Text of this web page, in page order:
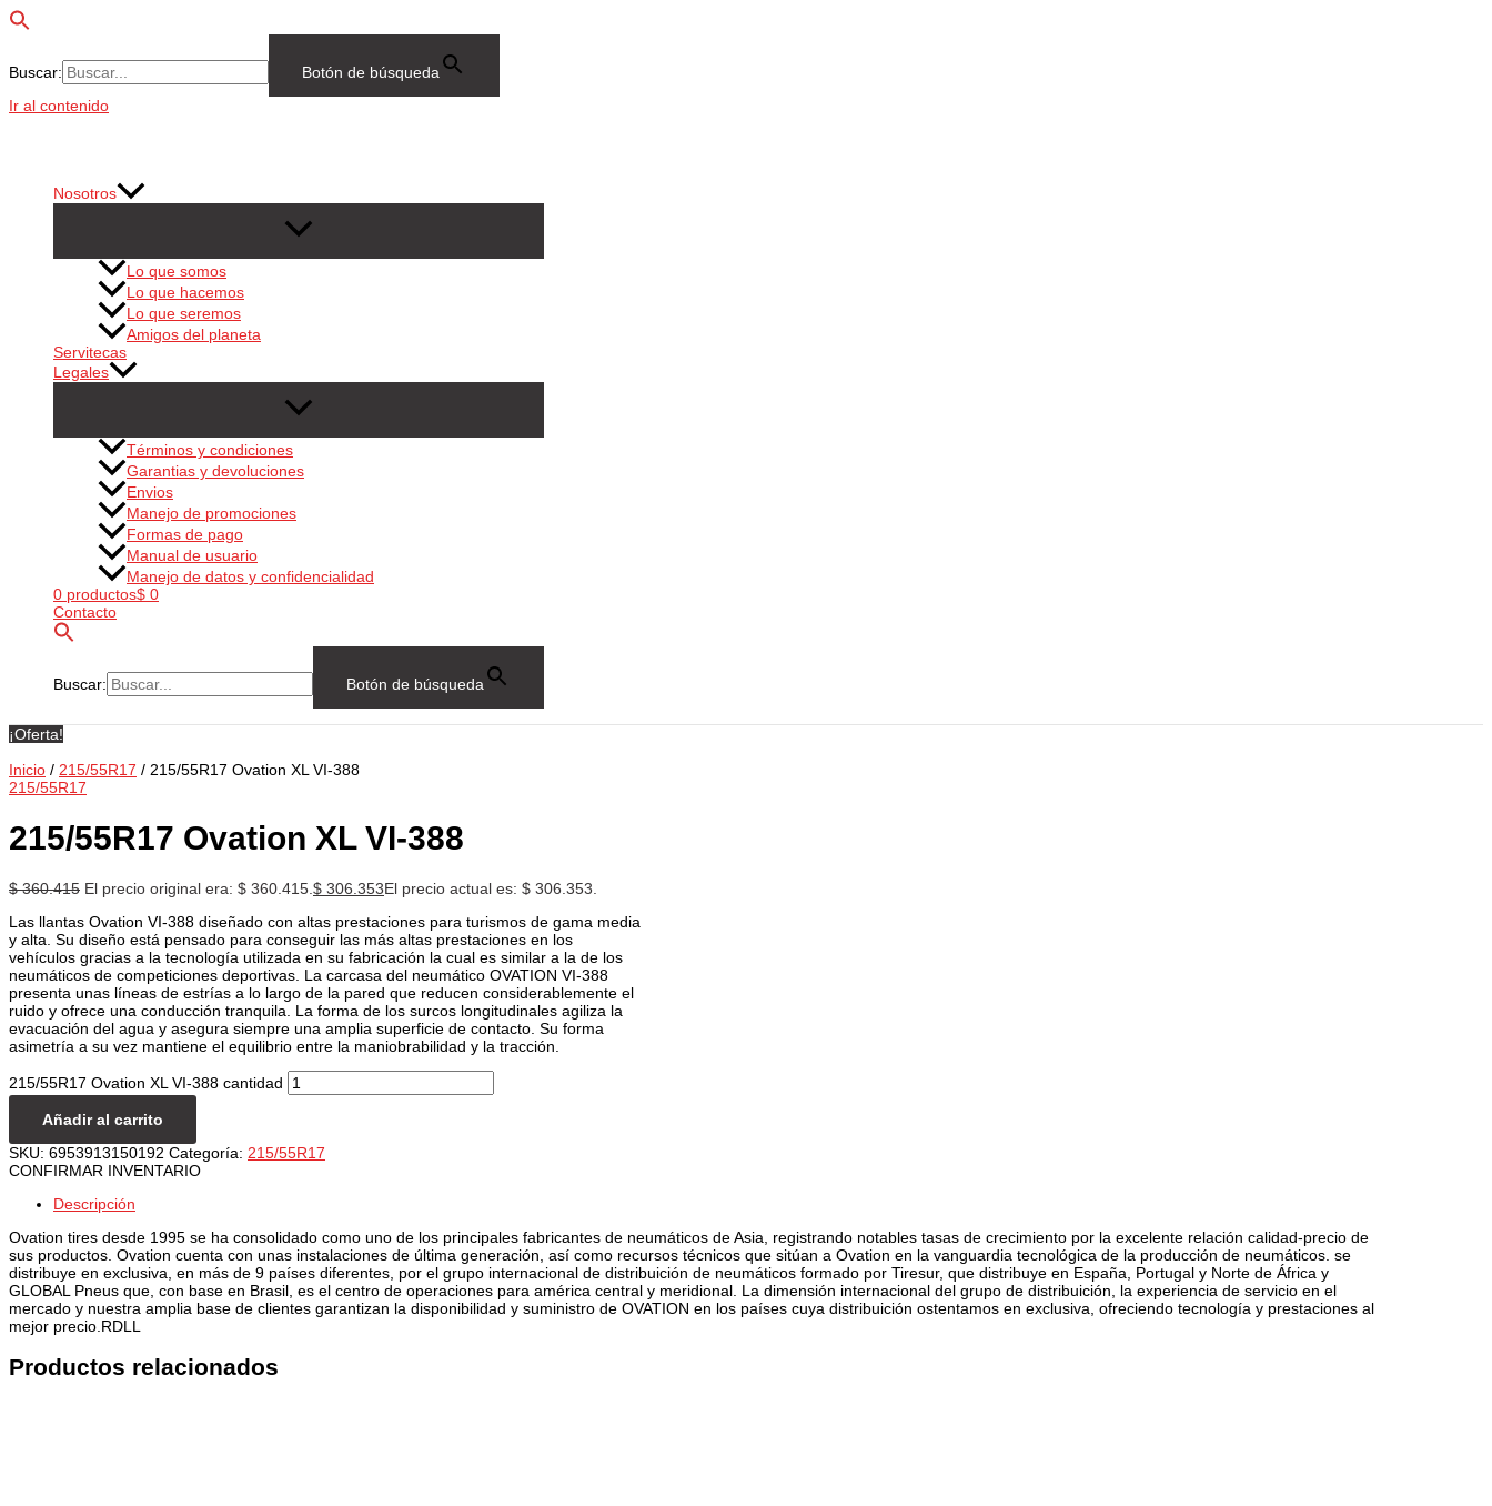
Buscar:
Botón de búsqueda
Ir al contenido
Nosotros
Lo que somos
Lo que hacemos
Lo que seremos
Amigos del planeta
Servitecas
Legales
Términos y condiciones
Garantias y devoluciones
Envios
Manejo de promociones
Formas de pago
Manual de usuario
Manejo de datos y confidencialidad
0 productos$ 0
Contacto
Buscar: Botón de búsqueda
¡Oferta!
Inicio / 215/55R17 / 215/55R17 Ovation XL VI-388
215/55R17
215/55R17 Ovation XL VI-388
$360.415 El precio original era: $ 360.415. $ 306.353El precio actual es: $ 306.353.
Las llantas Ovation VI-388 diseñado con altas prestaciones para turismos de gama media
y alta. Su diseño está pensado para conseguir las más altas prestaciones en los
vehículos gracias a la tecnología utilizada en su fabricación la cual es similar a la de los
neumáticos de competiciones deportivas. La carcasa del neumático OVATION VI-388
presenta unas líneas de estrías a lo largo de la pared que reducen considerablemente el
ruido y ofrece una conducción tranquila. La forma de los surcos longitudinales agiliza la
evacuación del agua y asegura siempre una amplia superficie de contacto. Su forma
asimetría a su vez mantiene el equilibrio entre la maniobrabilidad y la tracción.
215/55R17 Ovation XL VI-388 cantidad
Añadir al carrito
SKU: 6953913150192 Categoría: 215/55R17
CONFIRMAR INVENTARIO
Descripción
Ovation tires desde 1995 se ha consolidado como uno de los principales fabricantes de neumáticos de Asia, registrando notables tasas de crecimiento por la excelente relación calidad-precio de
sus productos. Ovation cuenta con unas instalaciones de última generación, así como recursos técnicos que sitúan a Ovation en la vanguardia tecnológica de la producción de neumáticos. se
distribuye en exclusiva, en más de 9 países diferentes, por el grupo internacional de distribuición de neumáticos formado por Tiresur, que distribuye en España, Portugal y Norte de África y
GLOBAL Pneus que, con base en Brasil, es el centro de operaciones para américa central y meridional. La dimensión internacional del grupo de distribuición, la experiencia de servicio en el
mercado y nuestra amplia base de clientes garantizan la disponibilidad y suministro de OVATION en los países cuya distribuición ostentamos en exclusiva, ofreciendo tecnología y prestaciones al
mejor precio.RDLL
Productos relacionados